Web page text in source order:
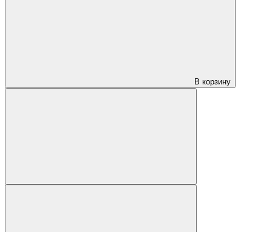
В корзину